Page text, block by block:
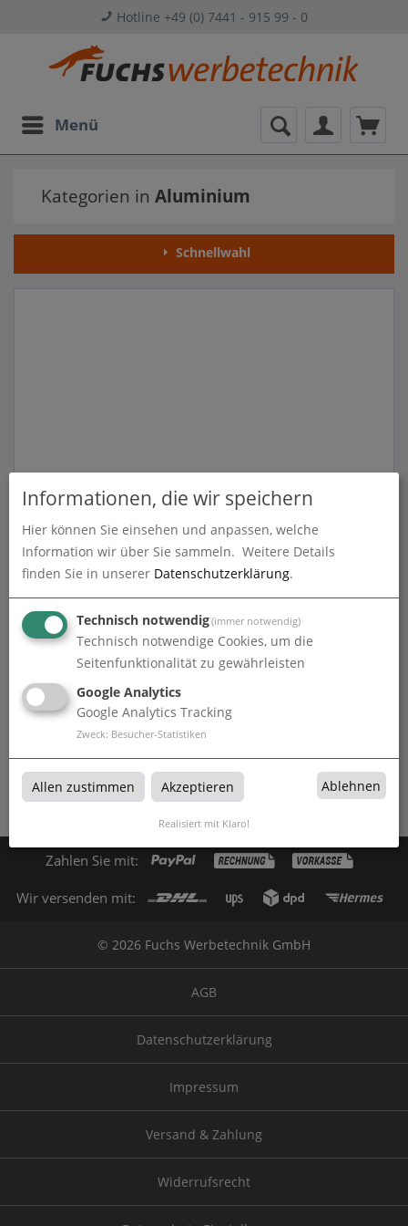
Hotline +49 (0) 7441 - 915 99 - 0
Menü
Kategorien in Aluminium
Schnellwahl
Fräsbuchstaben bei Fuchs Werbetechnik in
Freudenstadt
Produkte inAluminium
Aluminium
Aluminium bei Fuchs Werbetechnik in Freudenstadt
Zahlen Sie mit:
Wir versenden mit:
© 2026 Fuchs Werbetechnik GmbH
AGB
Datenschutzerklärung
Impressum
Versand & Zahlung
Widerrufsrecht
Informationen, die wir speichern
Hier können Sie einsehen und anpassen, welche
Information wir über Sie sammeln. Weitere Details
finden Sie in unserer Datenschutzerklärung.
Technisch notwendig(immer notwendig)
Technisch notwendige Cookies, um die
Seitenfunktionalität zu gewährleisten
Google Analytics
Google Analytics Tracking
Zweck: Besucher-Statistiken
Allen zustimmen Akzeptieren Ablehnen
Realisiert mit Klaro!